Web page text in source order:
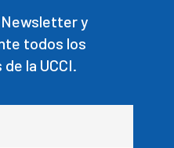
y
todos los
la UCCI.